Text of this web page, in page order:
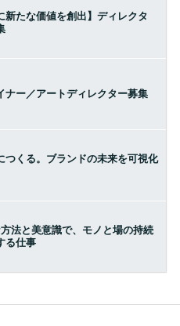
新たな価値を創出】ディレクタ
ナー／アートディレクター募集
つくる。ブランドの未来を可視化
方法と美意識で、モノと場の持続
る仕事